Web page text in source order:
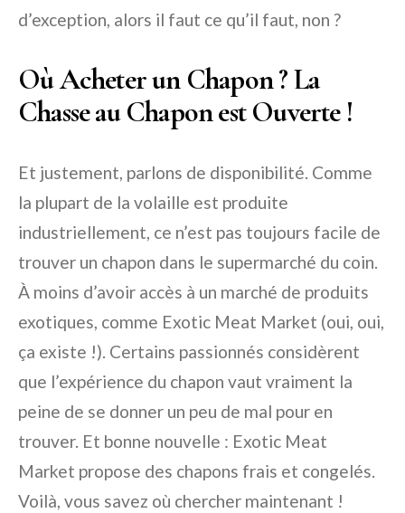
d’exception, alors il faut ce qu’il faut, non ?
Où Acheter un Chapon ? La
Chasse au Chapon est Ouverte !
Et justement, parlons de disponibilité. Comme
la plupart de la volaille est produite
industriellement, ce n’est pas toujours facile de
trouver un chapon dans le supermarché du coin.
À moins d’avoir accès à un marché de produits
exotiques, comme Exotic Meat Market (oui, oui,
ça existe !). Certains passionnés considèrent
que l’expérience du chapon vaut vraiment la
peine de se donner un peu de mal pour en
trouver. Et bonne nouvelle : Exotic Meat
Market propose des chapons frais et congelés.
Voilà, vous savez où chercher maintenant !